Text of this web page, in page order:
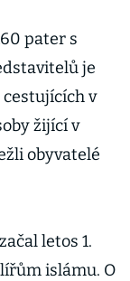
pater s
je
cestujících v
žijící v
obyvatelé
letos 1.
islámu. O